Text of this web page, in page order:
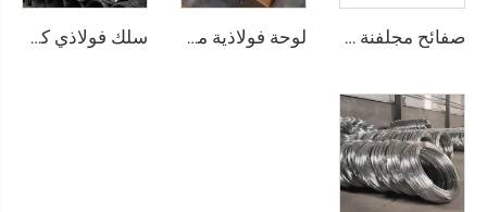
صفائح مجلفنة مموجة، صفحات تسقيف مطلية بالألوان لوحة فولاذية مقاومة للصدأ سلك فولاذي كربوني وقضيب أسود